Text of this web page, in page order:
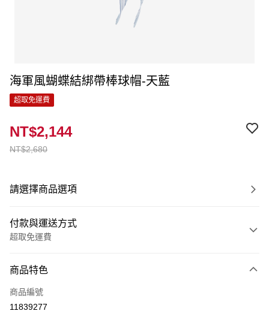
海軍風蝴蝶結綁帶棒球帽-天藍
超取免運費
NT$2,680
NT$2,144
請選擇商品選項
付款與運送方式
超取免運費
信用卡一次付款
LINE Pay
商品特色
商品編號
11839277